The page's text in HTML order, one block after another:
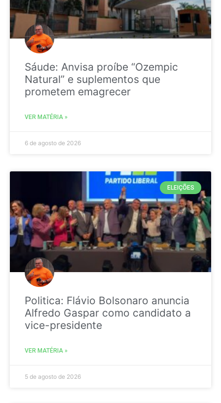
Sáude: Anvisa proíbe “Ozempic
Natural” e suplementos que
prometem emagrecer
VER MATÉRIA »
6 de agosto de 2026
ELEIÇÕES
Politica: Flávio Bolsonaro anuncia
Alfredo Gaspar como candidato a
vice-presidente
VER MATÉRIA »
5 de agosto de 2026